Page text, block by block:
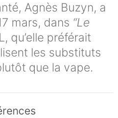
Agnès Buzyn, a
mars, dans “Le
qu’elle préférait
les substituts
que la vape.